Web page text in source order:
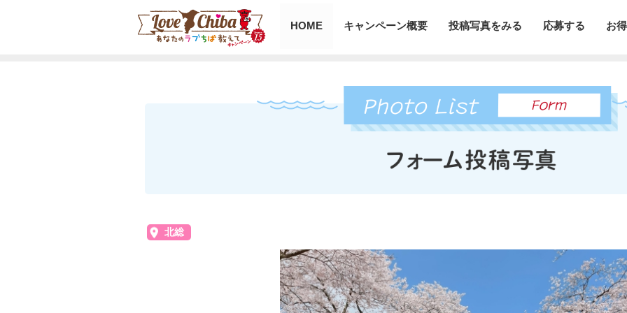
HOME キャンペーン概要 投稿写真をみる 応募する お
北総